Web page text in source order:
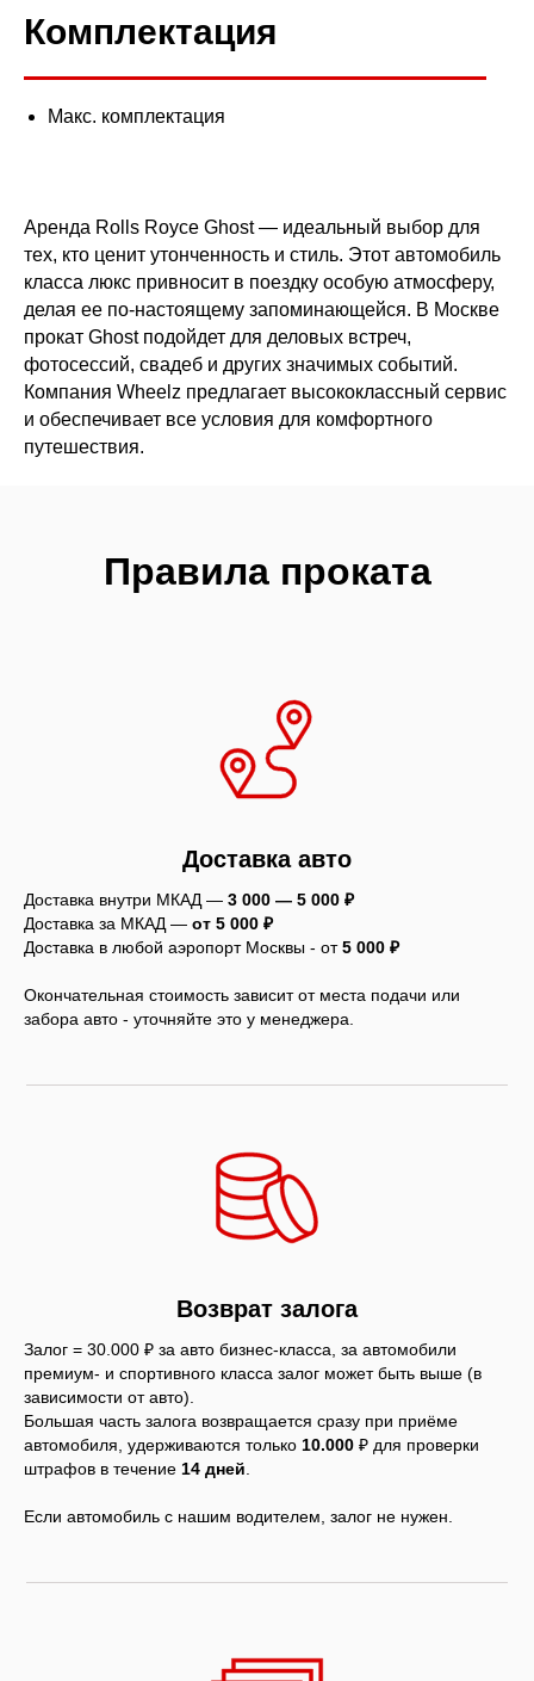
Комплектация
Макс. комплектация
Аренда Rolls Royce Ghost — идеальный выбор для
тех, кто ценит утонченность и стиль. Этот автомобиль
класса люкс привносит в поездку особую атмосферу,
делая ее по-настоящему запоминающейся. В Москве
прокат Ghost подойдет для деловых встреч,
фотосессий, свадеб и других значимых событий.
Компания Wheelz предлагает высококлассный сервис
и обеспечивает все условия для комфортного
путешествия.
Правила проката
Доставка авто
Доставка внутри МКАД — 3 000 — 5 000 ₽
Доставка за МКАД — от 5 000 ₽
Доставка в любой аэропорт Москвы - от5 000 ₽
Окончательная стоимость зависит от места подачи или
забора авто - уточняйте это у менеджера.
Возврат залога
Залог = 30.000 ₽ за авто бизнес-класса, за автомобили
премиум- и спортивного класса залог может быть выше (в
зависимости от авто).
Большая часть залога возвращается сразу при приёме
автомобиля, удерживаются только 10.000 ₽ для проверки
штрафов в течение 14 дней
Если автомобиль с нашим водителем, залог не нужен.